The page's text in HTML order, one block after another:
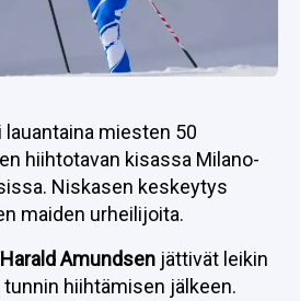
lauantaina miesten 50
hiihtotavan kisassa Milano-
Niskasen keskeytys
maiden urheilijoita.
Harald Amundsen jättivät leikin
hiihtämisen jälkeen.